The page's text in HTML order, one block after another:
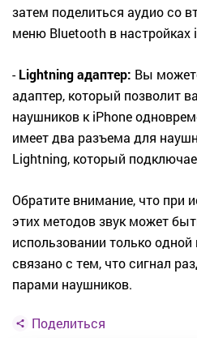
затем поделиться аудио со
меню Bluetooth в настройках
-Lightning адаптер: Вы
адаптер, который позволит
наушников к iPhone
имеет два разъема для
Lightning, который
Обратите внимание, что при
этих методов звук может
использовании только
связано с тем, что сигнал
парами наушников.
Поделиться